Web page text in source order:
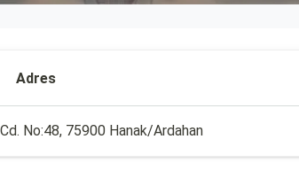
Adres
No:48, 75900 Hanak/Ardahan